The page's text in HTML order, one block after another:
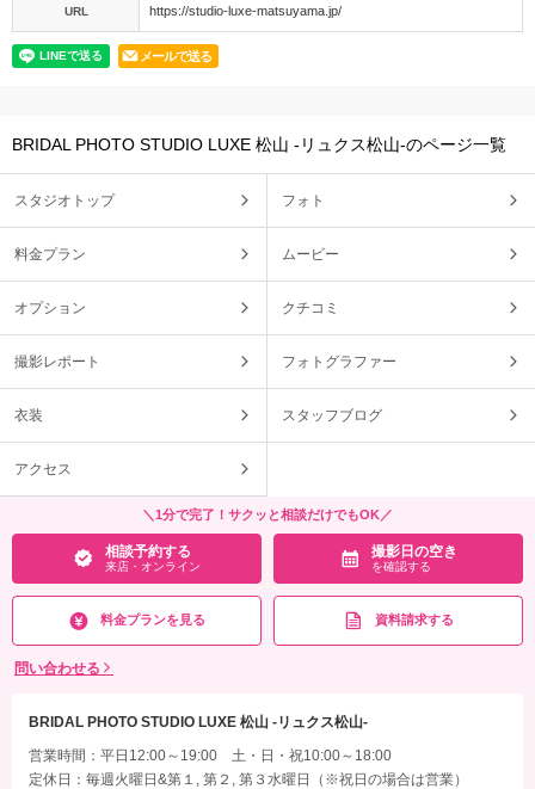
URL https://studio-luxe-matsuyama.jp/
メールで送る
BRIDAL PHOTO STUDIO LUXE 松山 -リュクス松山-のページ一覧
スタジオトップ フォト
料金プラン ムービー
オプション クチコミ
撮影レポート フォトグラファー
衣装 スタッフブログ
アクセス
＼1分で完了！サクッと相談だけでもOK／
相談予約する
来店・オンライン
撮影日の空き
を確認する
料金プランを見る 資料請求する
問い合わせる
BRIDAL PHOTO STUDIO LUXE 松山 -リュクス松山-
営業時間：平日12:00～19:00 土・日・祝10:00～18:00
定休日：毎週火曜日&第１, 第２, 第３水曜日（※祝日の場合は営業）